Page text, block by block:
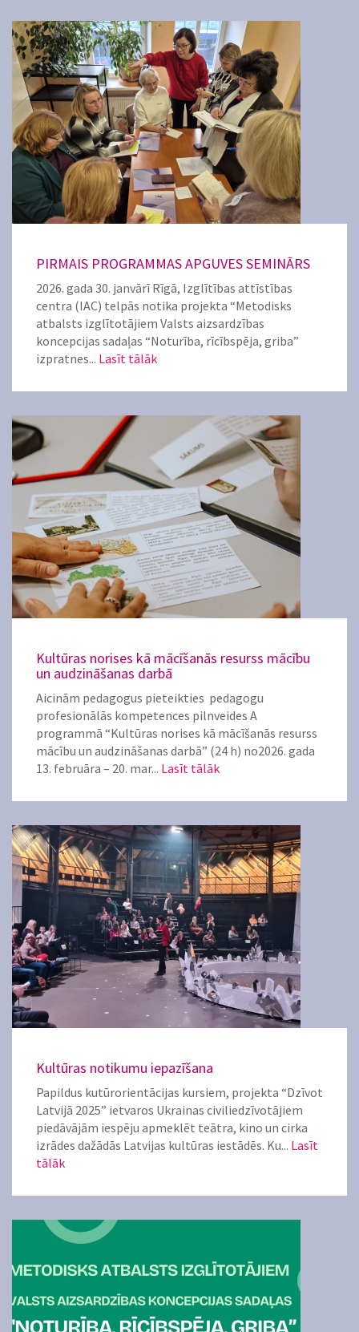
PIRMAIS PROGRAMMAS APGUVES SEMINĀRS
2026. gada 30. janvārī Rīgā, Izglītības attīstības
centra (IAC) telpās notika projekta “Metodisks
atbalsts izglītotājiem Valsts aizsardzības
koncepcijas sadaļas “Noturība, rīcībspēja, griba”
izpratnes... Lasīt tālāk
Kultūras norises kā mācīšanās resurss mācību
un audzināšanas darbā
Aicinām pedagogus pieteikties pedagogu
profesionālās kompetences pilnveides A
programmā “Kultūras norises kā mācīšanās resurss
mācību un audzināšanas darbā” (24 h) no2026. gada
13. februāra – 20. mar... Lasīt tālāk
Kultūras notikumu iepazīšana
Papildus kutūrorientācijas kursiem, projekta “Dzīvot
Latvijā 2025” ietvaros Ukrainas civiliedzīvotājiem
piedāvājām iespēju apmeklēt teātra, kino un cirka
izrādes dažādās Latvijas kultūras iestādēs. Ku... Lasīt
tālāk